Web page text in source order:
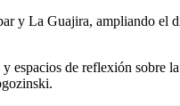
y La Guajira, ampliando el
espacios de reflexión sobre